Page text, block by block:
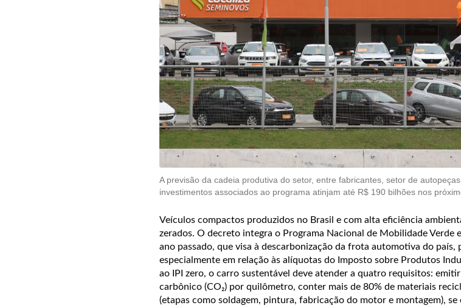
A previsão da cadeia produtiva do setor, entre fabricantes, setor de
investimentos associados ao programa atinjam até R$ 190 bilhões nos
Veículos compactos produzidos no Brasil e com alta eficiência
zerados. O decreto integra o Programa Nacional de Mobilidade Verde
ano passado, que visa à descarbonização da frota automotiva do país,
especialmente em relação às alíquotas do Imposto sobre Produtos
ao IPI zero, o carro sustentável deve atender a quatro requisitos:
carbônico (CO₂) por quilômetro, conter mais de 80% de materiais
(etapas como soldagem, pintura, fabricação do motor e montagem), se